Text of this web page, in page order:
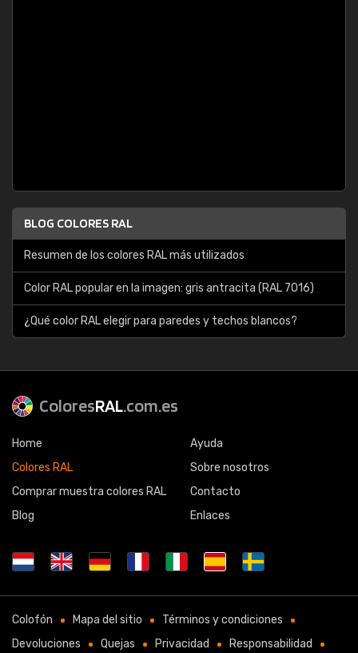
BLOG COLORES RAL
Resumen de los colores RAL más utilizados
Color RAL popular en la imagen: gris antracita (RAL 7016)
¿Qué color RAL elegir para paredes y techos blancos?
ColoresRAL.com.es
Home
Colores RAL
Comprar muestra colores RAL
Blog
Ayuda
Sobre nosotros
Contacto
Enlaces
Colofón Mapa del sitio
Términos y condiciones
Devoluciones
Quejas Privacidad Responsabilidad